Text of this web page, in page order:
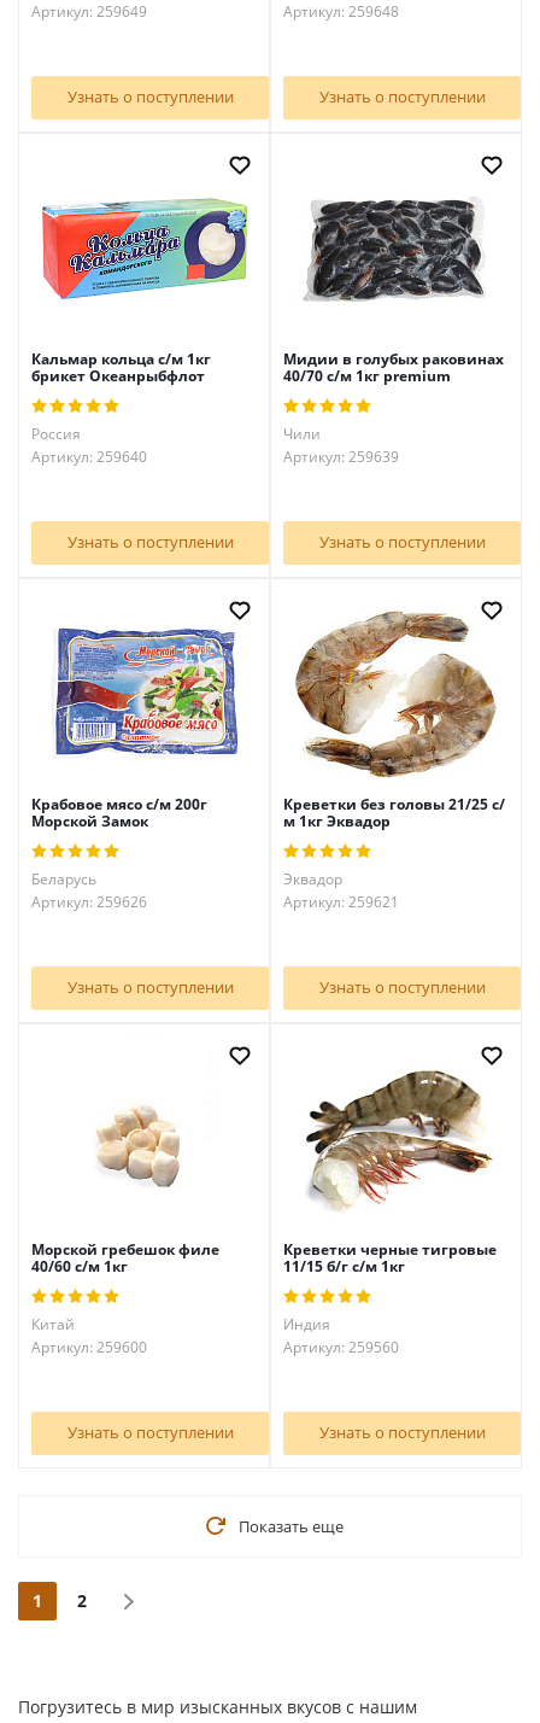
Артикул: 259649
Узнать о поступлении
Артикул: 259648
Узнать о поступлении
Кальмар кольца с/м 1кг
брикет Океанрыбфлот
Россия
Артикул: 259640
Узнать о поступлении
Мидии в голубых раковинах
40/70 с/м 1кг premium
Чили
Артикул: 259639
Узнать о поступлении
Крабовое мясо с/м 200г
Морской Замок
Беларусь
Артикул: 259626
Узнать о поступлении
Креветки без головы 21/25 с/
м 1кг Эквадор
Эквадор
Артикул: 259621
Узнать о поступлении
Морской гребешок филе
40/60 с/м 1кг
Китай
Артикул: 259600
Узнать о поступлении
Креветки черные тигровые
11/15 б/г с/м 1кг
Индия
Артикул: 259560
Узнать о поступлении
Показать еще
1 2
Погрузитесь в мир изысканных вкусов с нашим